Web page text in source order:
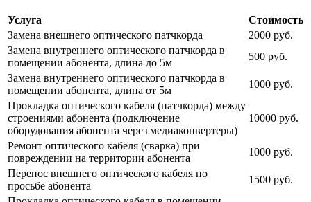
Услуга
Стоимость
Замена внешнего оптического патчкорда
2000 руб.
Замена внутреннего оптического патчкорда в
помещении абонента, длина до 5м
500 руб.
Замена внутреннего оптического патчкорда в
помещении абонента, длина от 5м
1000 руб.
Прокладка оптического кабеля (патчкорда) между
строениями абонента (подключение
оборудования абонента через медиаконвертеры)
10000 руб.
Ремонт оптического кабеля (сварка) при
повреждении на территории абонента
1000 руб.
Перенос внешнего оптического кабеля по
просьбе абонента
1500 руб.